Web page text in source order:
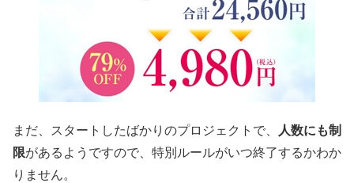
まだ、スタートしたばかりのプロジェクトで、
人数にも制
限があるようですので、特別ルールがいつ終了するかわか
りません。